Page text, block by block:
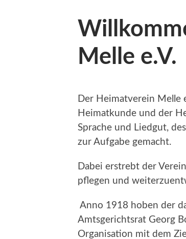
Melle e.V.
Der Heimatverein Melle
Heimatkunde und der
Sprache und Liedgut,
zur Aufgabe gemacht.
Dabei erstrebt der
pflegen und
Anno 1918 hoben der
Amtsgerichtsrat Georg
Organisation mit dem